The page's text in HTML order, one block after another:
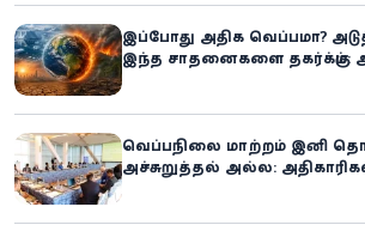
இப்போது அதிக வெப்பமா?
இந்த சாதனைகளை தகர்க்கும்:
வெப்பநிலை மாற்றம் இனி
அச்சுறுத்தல் அல்ல: